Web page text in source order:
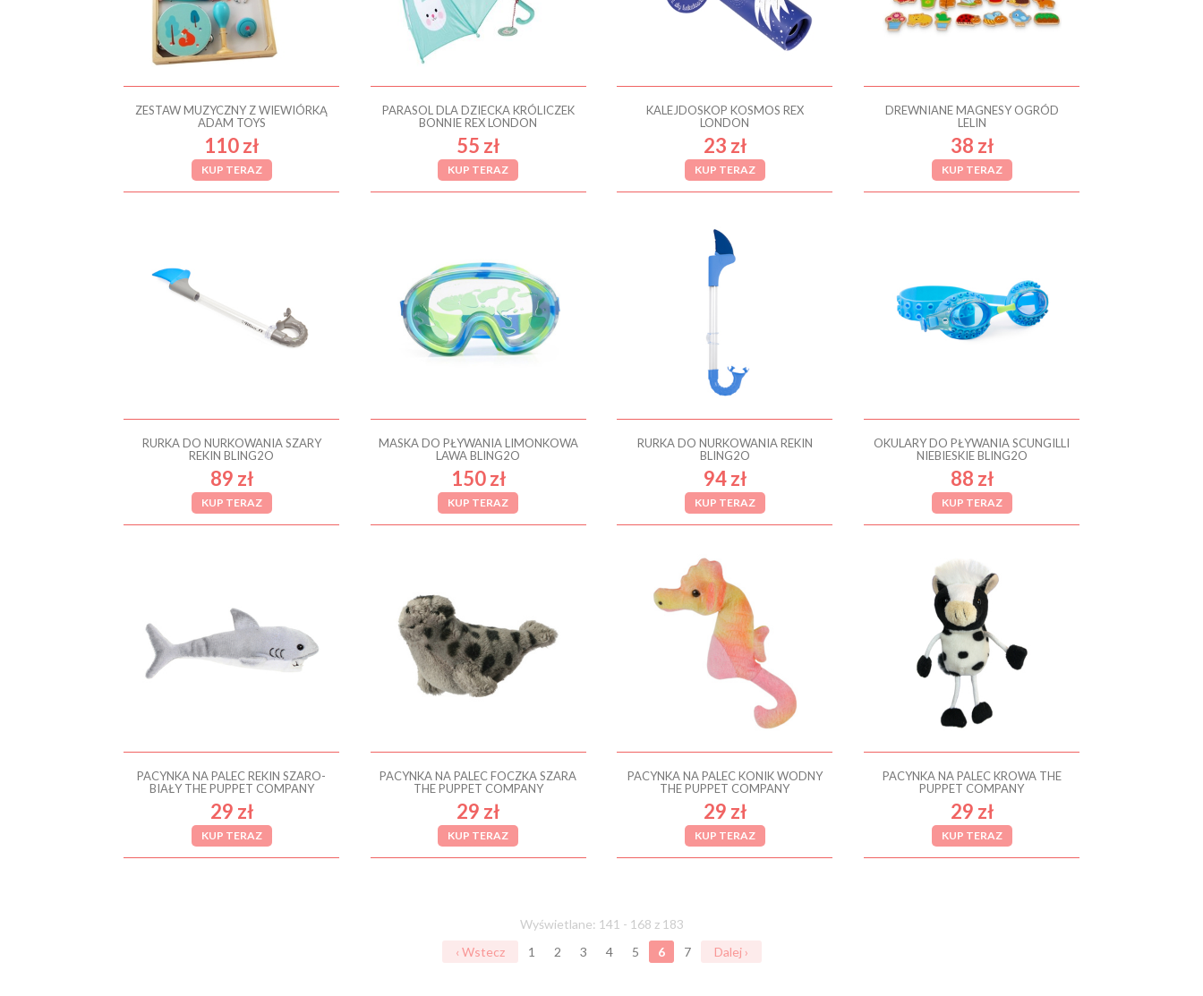
ZESTAW MUZYCZNY Z WIEWIÓRKĄ
ADAM TOYS
110 zł
KUP TERAZ
PARASOL DLA DZIECKA KRÓLICZEK
BONNIE REX LONDON
55 zł
KUP TERAZ
KALEJDOSKOP KOSMOS REX
LONDON
23 zł
KUP TERAZ
DREWNIANE MAGNESY OGRÓD
LELIN
38 zł
KUP TERAZ
RURKA DO NURKOWANIA SZARY
REKIN BLING2O
89 zł
KUP TERAZ
MASKA DO PŁYWANIA LIMONKOWA
LAWA BLING2O
150 zł
KUP TERAZ
RURKA DO NURKOWANIA REKIN
BLING2O
94 zł
KUP TERAZ
OKULARY DO PŁYWANIA SCUNGILLI
NIEBIESKIE BLING2O
88 zł
KUP TERAZ
PACYNKA NA PALEC REKIN SZARO-
BIAŁY THE PUPPET COMPANY
29 zł
KUP TERAZ
PACYNKA NA PALEC FOCZKA SZARA
THE PUPPET COMPANY
29 zł
KUP TERAZ
PACYNKA NA PALEC KONIK WODNY
THE PUPPET COMPANY
29 zł
KUP TERAZ
PACYNKA NA PALEC KROWA THE
PUPPET COMPANY
29 zł
KUP TERAZ
Wyświetlane: 141 - 168 z 183
‹ Wstecz
1 2 3 4 5 6 7 Dalej ›